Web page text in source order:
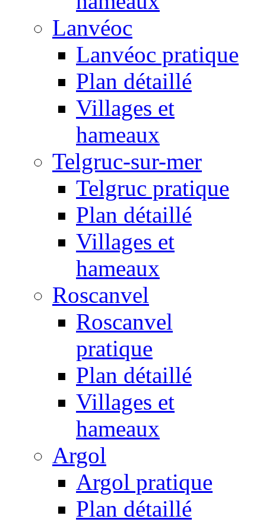
Lanvéoc
Lanvéoc pratique
Plan détaillé
Villages et
hameaux
Telgruc-sur-mer
Telgruc pratique
Plan détaillé
Villages et
hameaux
Roscanvel
Roscanvel
pratique
Plan détaillé
Villages et
hameaux
Argol
Argol pratique
Plan détaillé